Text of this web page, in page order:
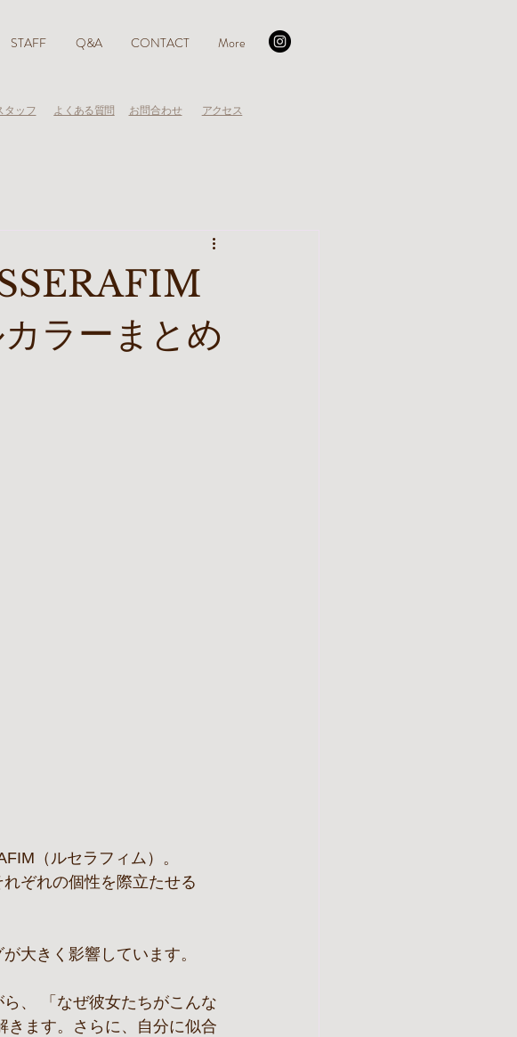
STAFF Q&A CONTACT More
タッフ よくある質問 アクセス
お問合わせ
ラーまとめ
（ルセラフィム）。
ぞれの個性を際立たせる
大きく影響しています。
、 「なぜ彼女たちがこんな
きます。さらに、自分に似合